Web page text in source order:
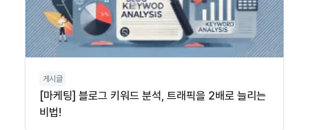
게시글
[마케팅] 블로그 키워드 분석, 트래픽을 2배로 늘리는
비법!